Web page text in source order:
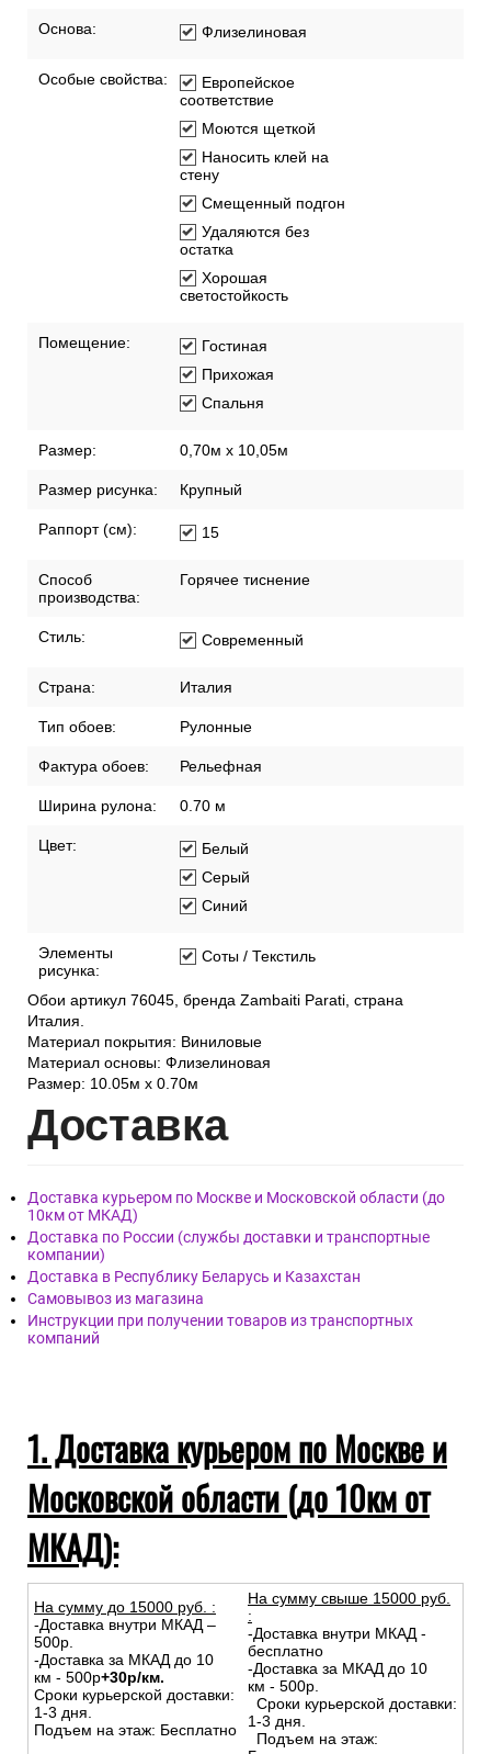
Основа: Флизелиновая
Особые свойства:
Европейское
соответствие
Моются щеткой
Наносить клей на
стену
Смещенный подгон
Удаляются без
остатка
Хорошая
светостойкость
Помещение:
Гостиная
Прихожая
Спальня
Размер: 0,70м x 10,05м
Размер рисунка: Крупный
Раппорт (см): 15
Способ
производства:
Горячее тиснение
Стиль: Современный
Страна: Италия
Тип обоев: Рулонные
Фактура обоев: Рельефная
Ширина рулона: 0.70 м
Цвет:
Белый
Серый
Синий
Элементы
рисунка:
Соты / Текстиль
Обои артикул 76045, бренда Zambaiti Parati, страна
Италия.
Материал покрытия: Виниловые
Материал основы: Флизелиновая
Размер: 10.05м х 0.70м
Доставка
Доставка курьером по Москве и Московской области (до
10км от МКАД)
Доставка по России (службы доставки и транспортные
компании)
Доставка в Республику Беларусь и Казахстан
Самовывоз из магазина
Инструкции при получении товаров из транспортных
компаний
1. Доставка курьером по Москве и
Московской области (до 10км от
МКАД):
На сумму до 15000 руб. :
-Доставка внутри МКАД –
500р.
-Доставка за МКАД до 10
км - 500р+30р/км.
Сроки курьерской доставки:
1-3 дня.
Подъем на этаж: Бесплатно
На сумму свыше 15000 руб.
:
-Доставка внутри МКАД -
бесплатно
-Доставка за МКАД до 10
км - 500р.
Сроки курьерской доставки:
1-3 дня.
Подъем на этаж: